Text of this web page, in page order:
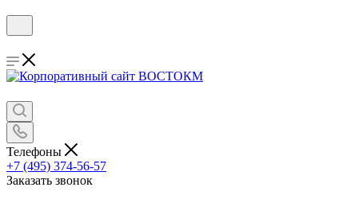
Телефоны
+7 (495) 374-56-57
Заказать звонок